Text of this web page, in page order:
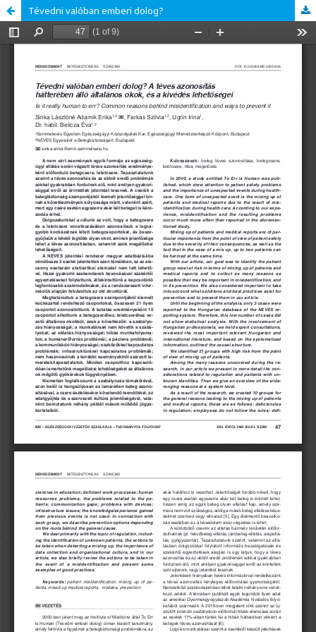
Tévedni valóban emberi dolog?